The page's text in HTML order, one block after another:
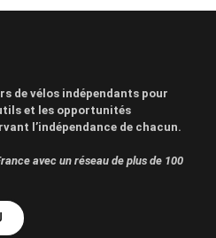
5
de vélos indépendants pour
et les opportunités
l’indépendance de chacun.
avec un réseau de plus de 100